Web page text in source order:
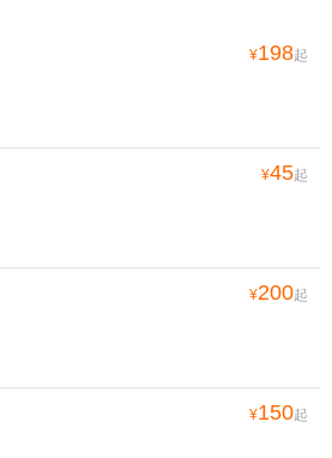
¥198起
¥45起
¥200起
¥150起